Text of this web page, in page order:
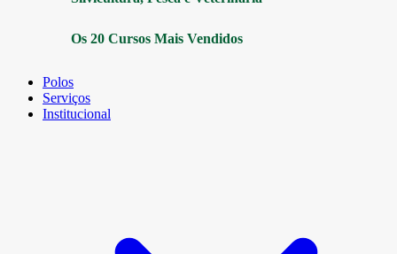
Os 20 Cursos Mais Vendidos
Polos
Serviços
Institucional